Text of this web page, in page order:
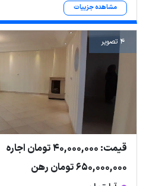
مشاهده جزییات
4 تصویر
قیمت: 40,000,000 تومان اجاره
650,000,000 تومان رهن